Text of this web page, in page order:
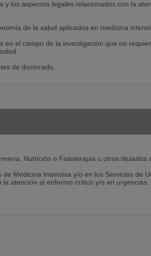
y los aspectos legales relacionados con la
de la salud aplicados en medicina
en el campo de la investigación que no
de doctorado.
Nutrición o Fisioterapia u otros titulados
Medicina Intensiva y/o en los Servicios de
atención al enfermo crítico y/o en urgencias.